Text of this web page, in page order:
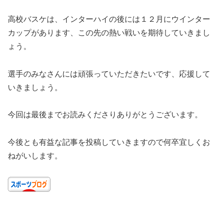
高校バスケは、インターハイの後には１２月にウインター
カップがあります、この先の熱い戦いを期待していきまし
ょう。
選手のみなさんには頑張っていただきたいです、応援して
いきましょう。
今回は最後までお読みくださりありがとうございます。
今後とも有益な記事を投稿していきますので何卒宜しくお
ねがいします。